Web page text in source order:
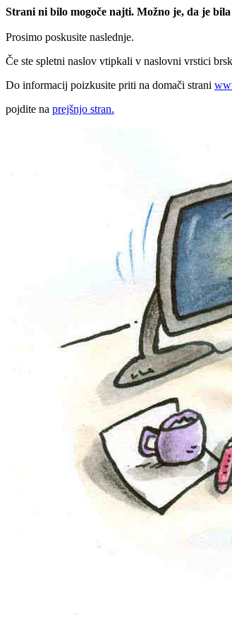
Strani ni bilo mogoče najti. Možno je, da je
Prosimo poskusite naslednje.
Če ste spletni naslov vtipkali v naslovni vrstici
Do informacij poizkusite priti na domači strani
pojdite na prejšnjo stran.